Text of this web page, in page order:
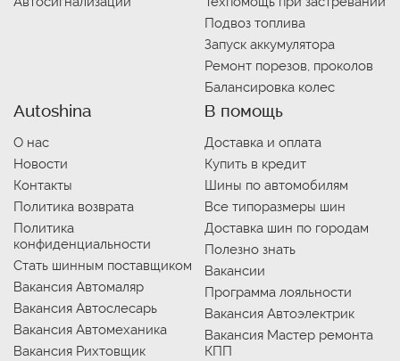
Подвоз топлива
Запуск аккумулятора
Ремонт порезов, проколов
Балансировка колес
Autoshina
О нас
Новости
Контакты
Политика возврата
Политика
конфиденциальности
Стать шинным поставщиком
Вакансия Автомаляр
Вакансия Автослесарь
Вакансия Автомеханика
Вакансия Рихтовщик
В помощь
Доставка и оплата
Купить в кредит
Шины по автомобилям
Все типоразмеры шин
Доставка шин по городам
Полезно знать
Вакансии
Программа лояльности
Вакансия Автоэлектрик
Вакансия Мастер ремонта
КПП